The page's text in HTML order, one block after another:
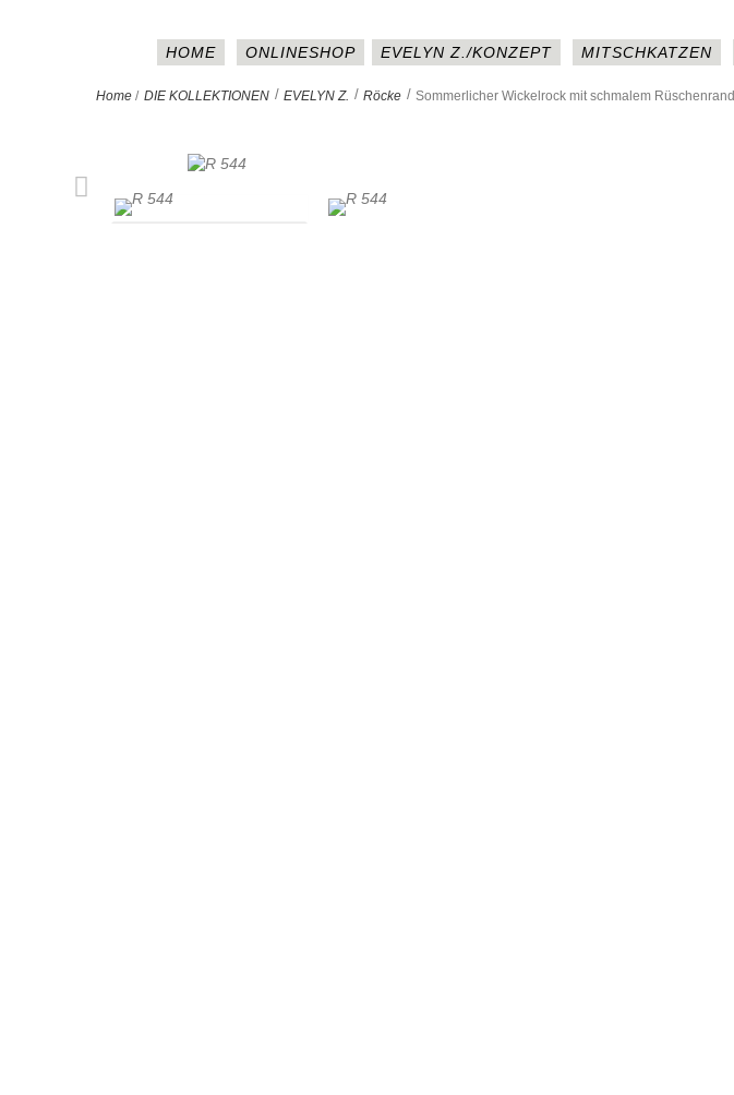
HOME ONLINESHOP EVELYN Z./KONZEPT MITSCHKATZEN
Home / DIE KOLLEKTIONEN > EVELYN Z. > Röcke > Sommerlicher Wickelrock mit schmalem Rüschenrand